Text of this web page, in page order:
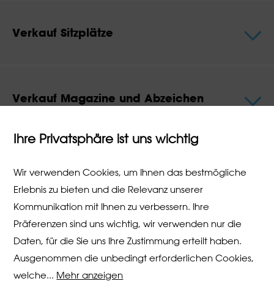
Verkauf Sitzplätze
Verkauf Magazine und Abzeichen
Programm Lindenhof
Das Programm wird im März bekannt gegeben.
Ihre Privatsphäre ist uns wichtig
Wir verwenden Cookies, um Ihnen das bestmögliche
Erlebnis zu bieten und die Relevanz unserer
Kommunikation mit Ihnen zu verbessern. Ihre
Präferenzen sind uns wichtig, wir verwenden nur die
Daten, für die Sie uns Ihre Zustimmung erteilt haben.
Ausgenommen die unbedingt erforderlichen Cookies,
welche... Mehr anzeigen